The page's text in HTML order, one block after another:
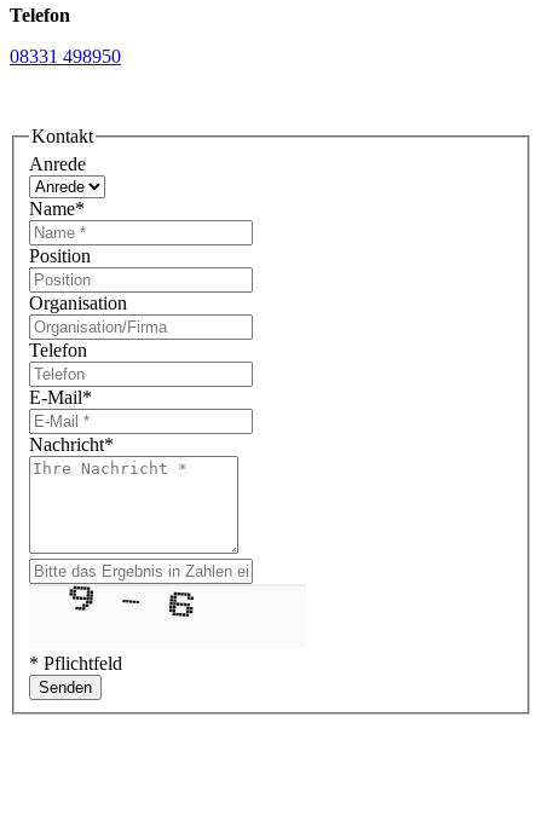
Telefon
08331 498950
Kontakt
Anrede
Name*
Position
Organisation
Telefon
E-Mail*
Nachricht*
* Pflichtfeld
Senden